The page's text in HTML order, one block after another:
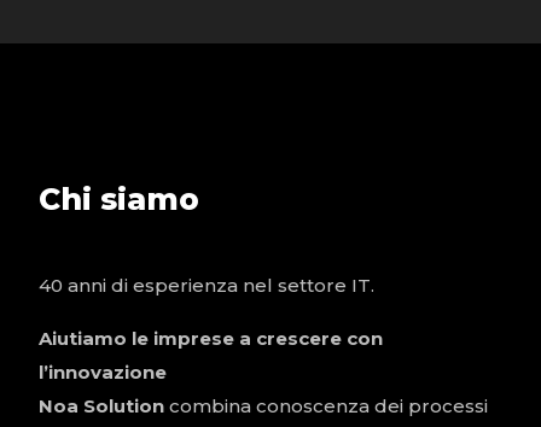
Chi siamo
40 anni di esperienza nel settore IT.
Aiutiamo le imprese a crescere con
l’innovazione
Noa Solution combina conoscenza dei processi